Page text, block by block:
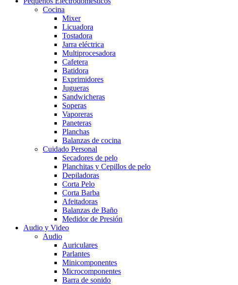
Cocina
Mixer
Licuadora
Tostadora
Jarra eléctrica
Multiprocesadora
Cafetera
Batidora
Exprimidores
Jugueras
Sandwicheras
Soperas
Vaporeras
Paneteras
Planchas
Balanzas de cocina
Cuidado Personal
Secadores de pelo
Planchitas y Cepillos de pelo
Depiladoras
Corta Pelo
Corta Barba
Afeitadoras
Balanzas de Baño
Medidor de Presión
Audio y Video
Audio
Auriculares
Parlantes
Minicomponentes
Microcomponentes
Barra de sonido